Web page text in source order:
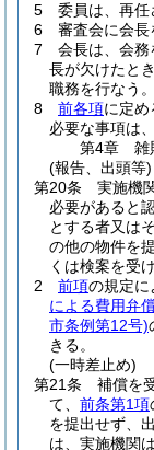
5
委員は、再任
6
審査会に会長
7
会長は、会務
長が欠けたと
職務を行なう。
8
前各項に定め
必要な事項は
第4章
雑
(報告、出頭等)
第20条
実施機
必要があると
とする者又は
の他の物件を
くは検案を受
2
前項の規定に
による費用弁
市条例第12号)
きる。
(一時差止め)
第21条
補償を
て、 前条第1項
を提出せず、
は、実施機関